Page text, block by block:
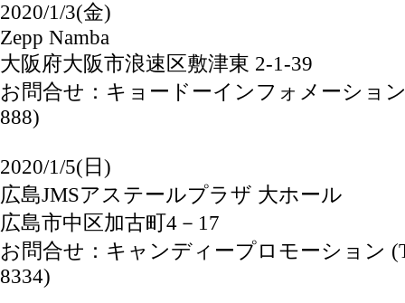
2020/1/3(金)
Zepp Namba
大阪府大阪市浪速区敷津東 2-1-39
お問合せ：キョードーインフォメーショ
888)
2020/1/5(日)
広島JMSアステールプラザ 大ホール
広島市中区加古町4－17
お問合せ：キャンディープロモーション
8334)